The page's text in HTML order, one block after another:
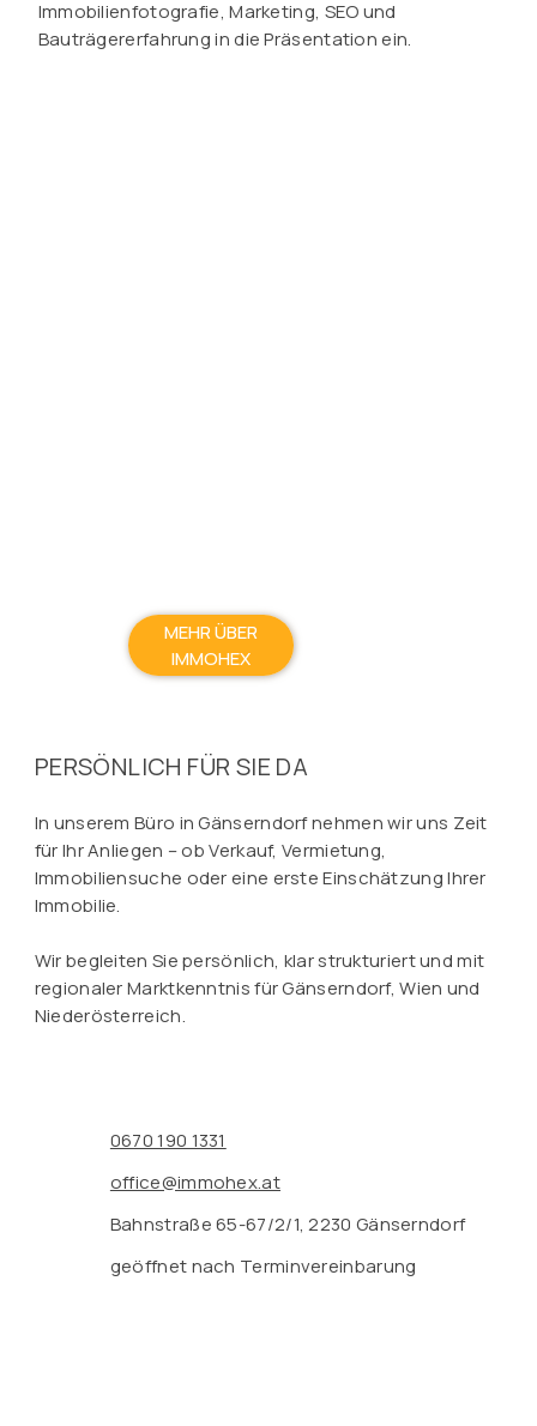
Immobilienfotografie, Marketing, SEO und
Bauträgererfahrung in die Präsentation ein.
MEHR ÜBER
IMMOHEX
PERSÖNLICH FÜR SIE DA
In unserem Büro in Gänserndorf nehmen wir uns Zeit
für Ihr Anliegen – ob Verkauf, Vermietung,
Immobiliensuche oder eine erste Einschätzung Ihrer
Immobilie.
Wir begleiten Sie persönlich, klar strukturiert und mit
regionaler Marktkenntnis für Gänserndorf, Wien und
Niederösterreich.
0670 190 1331
office@immohex.at
Bahnstraße 65-67/2/1, 2230 Gänserndorf
geöffnet nach Terminvereinbarung